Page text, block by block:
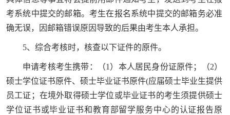
考系统中提交的邮箱。考生在报名系统中提交的邮箱务必准
确无误，因邮箱错误原因导致的后果由考生本人承担。
5、综合考核时，核查以下证件的原件。
申请考核考生携带：（1）本人居民身份证原件；（2）
硕士学位证书原件、硕士毕业证书原件(应届硕士毕业生提供
员工证；在境外取得硕士学位或毕业证书的考生须提供硕士
学位证书或毕业证书和教育部留学服务中心的认证报告原